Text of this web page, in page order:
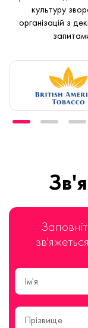
культуру
організацій з